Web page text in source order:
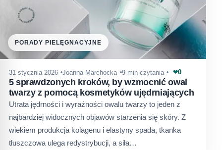
PORADY PIELĘGNACYJNE
31 stycznia 2026 Joanna Marchocka 9 min czytania ❤0
5 sprawdzonych kroków, by wzmocnić owal
twarzy z pomocą kosmetyków ujędrniających
Utrata jędrności i wyraźności owalu twarzy to jeden z
najbardziej widocznych objawów starzenia się skóry. Z
wiekiem produkcja kolagenu i elastyny spada, tkanka
tłuszczowa ulega redystrybucji, a siła…